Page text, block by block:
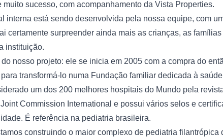
muito sucesso, com acompanhamento da Vista Properties.
interna está sendo desenvolvida pela nossa equipe, com
certamente surpreender ainda mais as crianças, as
instituição.
nosso projeto: ele se inicia em 2005 com a compra do
transformá-lo numa Fundação familiar dedicada à
um dos 200 melhores hospitais do Mundo pela
Joint Commission International e possui vários selos e
É referência na pediatria brasileira.
construindo o maior complexo de pediatria filantrópica